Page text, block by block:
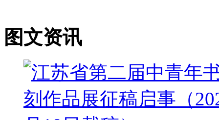
图文资讯